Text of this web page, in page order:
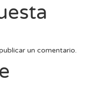
un comentario.